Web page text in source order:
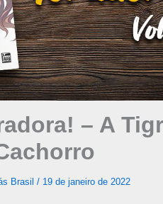
– A
Brasil / 19 de janeiro de 2022